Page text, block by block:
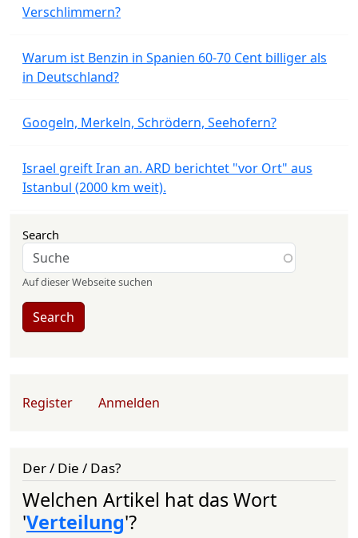
Verschlimmern?
Warum ist Benzin in Spanien 60-70 Cent billiger als
in Deutschland?
Googeln, Merkeln, Schrödern, Seehofern?
Israel greift Iran an. ARD berichtet "vor Ort" aus
Istanbul (2000 km weit).
Search
Auf dieser Webseite suchen
Search
User account menu
Register Anmelden
Der / Die / Das?
Welchen Artikel hat das Wort
'Verteilung'?